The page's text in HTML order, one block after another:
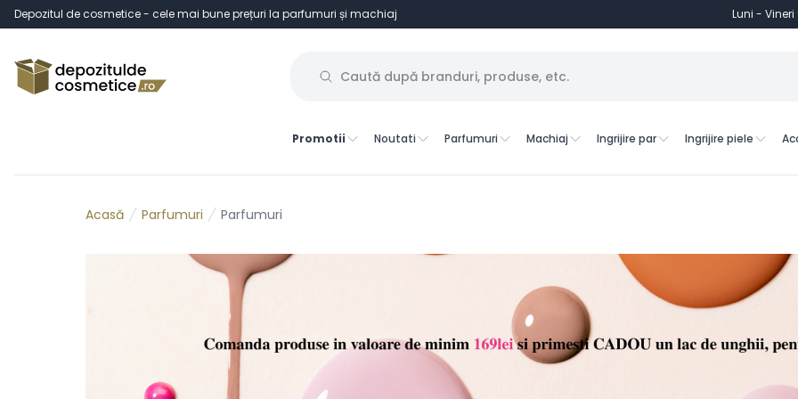
Depozitul de cosmetice - cele mai bune prețuri la parfumuri și machiaj Luni - Vineri
Promotii Noutati Parfumuri Machiaj Ingrijire par Ingrijire piele
Acasă Parfumuri Parfumuri